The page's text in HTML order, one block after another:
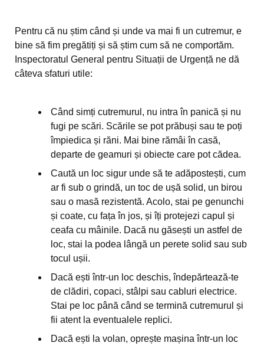
Pentru că nu știm când și unde va mai fi un cutremur, e
bine să fim pregătiți și să știm cum să ne comportăm.
Inspectoratul General pentru Situații de Urgență ne dă
câteva sfaturi utile:
Când simți cutremurul, nu intra în panică și nu
fugi pe scări. Scările se pot prăbuși sau te poți
împiedica și răni. Mai bine rămâi în casă,
departe de geamuri și obiecte care pot cădea.
Caută un loc sigur unde să te adăpostești, cum
ar fi sub o grindă, un toc de ușă solid, un birou
sau o masă rezistentă. Acolo, stai pe genunchi
și coate, cu fața în jos, și îți protejezi capul și
ceafa cu mâinile. Dacă nu găsești un astfel de
loc, stai la podea lângă un perete solid sau sub
tocul ușii.
Dacă ești într-un loc deschis, îndepărtează-te
de clădiri, copaci, stâlpi sau cabluri electrice.
Stai pe loc până când se termină cutremurul și
fii atent la eventualele replici.
Dacă ești la volan, oprește mașina într-un loc